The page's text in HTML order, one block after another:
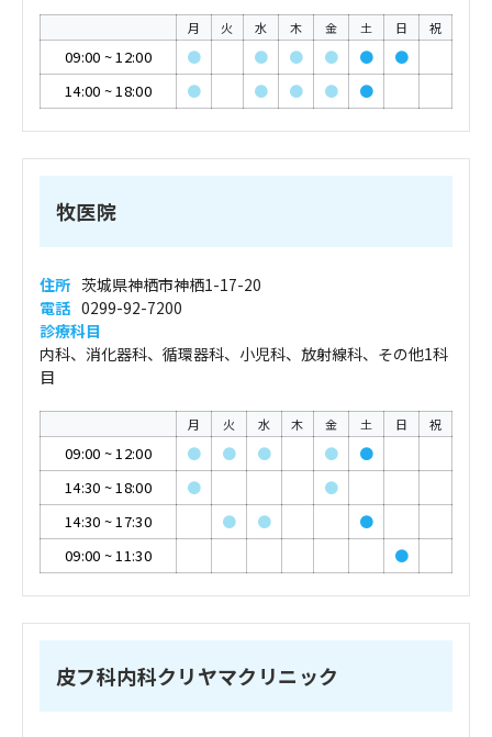
月 火 水 木 金 土 日 祝
09:00 ~12:00 ● ● ● ● ●
●
14:00 ~18:00 ● ● ● ● ●
牧医院
住所 茨城県神栖市神栖1-17-20
電話 0299-92-7200
診療科目
内科、消化器科、循環器科、小児科、放射線科、その他1科
目
月 火 水 木 金 土 日 祝
09:00 ~12:00 ● ● ● ●
●
14:30 ~18:00 ●
●
14:30 ~17:30 ● ●
●
09:00 ~11:30 ●
皮フ科内科クリヤマクリニック